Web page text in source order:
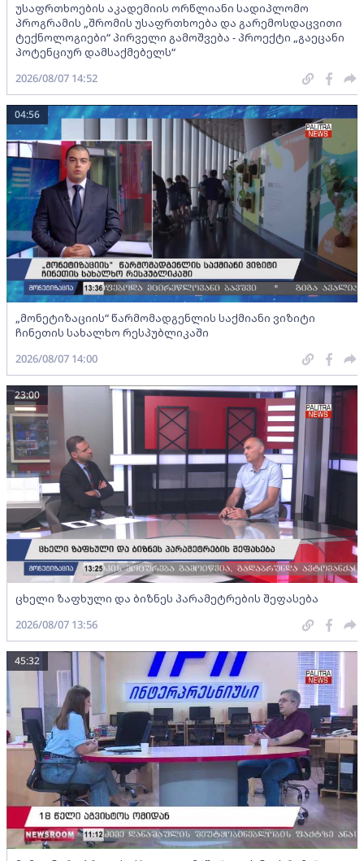
უსაფრთხოების აკადემიის ორწლიანი სადიპლომო
პროგრამის „შრომის უსაფრთხოება და გარემოსდაცვითი
ტექნოლოგიები“ პირველი გამოშვება - პროექტი „გაეცანი
პოტენციურ დამსაქმებელს“
2026/08/07 14:52
„მონეტიზაციის“ წარმომადგენლის საქმიანი ვიზიტი
ჩინეთის სახალხო რესპუბლიკაში
04:56
2026/08/07 14:00
ცხელი ზაფხული და ბიზნეს პარამეტრების შეფასება
23:00
2026/08/07 13:56
45:32